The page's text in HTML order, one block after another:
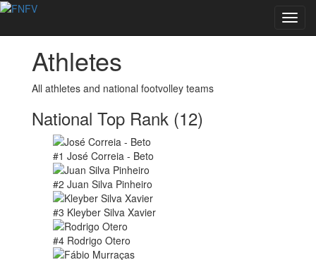
Athletes
All athletes and national footvolley teams
National Top Rank (12)
#1 José Correia - Beto
#2 Juan Silva Pinheiro
#3 Kleyber Silva Xavier
#4 Rodrigo Otero